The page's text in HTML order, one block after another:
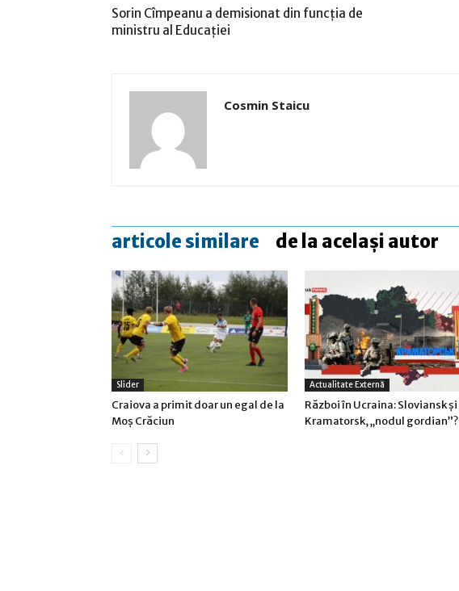
Sorin Cîmpeanu a demisionat din funcția de
ministru al Educației
Cosmin Staicu
articole similare de la același autor
Slider
Craiova a primit doar un egal de la
Moş Crăciun
Actualitate Externă
Război în Ucraina: Sloviansk şi
Kramatorsk, „nodul gordian”?